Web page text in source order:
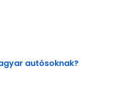
autósoknak?